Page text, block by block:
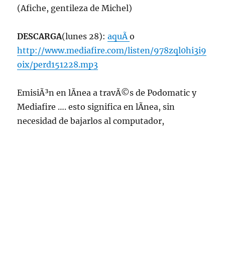
(Afiche, gentileza de Michel)
DESCARGA(lunes 28):aquÃ­o
http://www.mediafire.com/listen/978zql0hi3i9
oix/perd151228.mp3
EmisiÃ³n en lÃ­nea a travÃ©s de Podomatic y
Mediafire …. esto significa en lÃ­nea, sin
necesidad de bajarlos al computador,